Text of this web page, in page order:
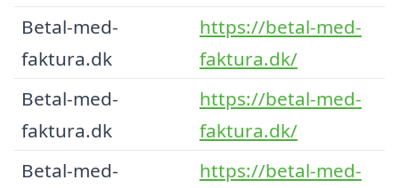
Betal-med-
faktura.dk
https://betal-med-
faktura.dk/
Betal-med-
faktura.dk
https://betal-med-
faktura.dk/
Betal-med-
https://betal-med-